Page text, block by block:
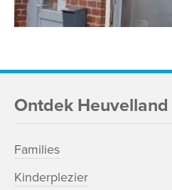
Ontdek Heuvelland
Families
Kinderplezier